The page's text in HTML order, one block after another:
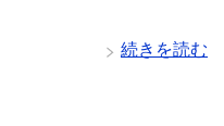
続きを読む